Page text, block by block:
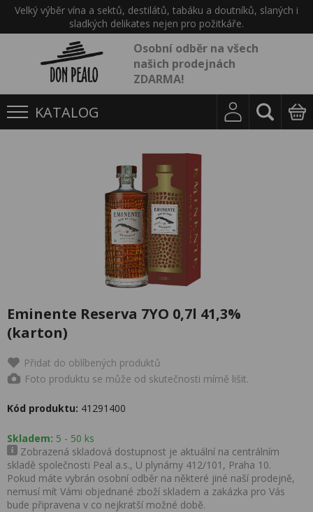
Velký výběr vína a sektů, destilátů, tabáku a doutníků, slaných i
sladkých delikates nejen pro požitkáře.
Osobní odběr na všech
našich prodejnách
ZDARMA!
KATALOG
Eminente Reserva 7YO 0,7l 41,3%
(karton)
Přidat do oblíbených produktů
Foto produktu se může od skutečnosti mírně lišit.
Kód produktu: 41291400
Skladem: 5 - 50 ks
Zobrazená skladová dostupnost je aktuální na centrálním
skladě společnosti Peal a.s., U plynárny 412/101, Praha 10.
Pokud máte vybrán osobní odběr na některé jiné naší prodejně,
nemusí mít Vámi objednané zboží skladem a zakázka pro Vás
bude připravena v co nejkratší možné době.